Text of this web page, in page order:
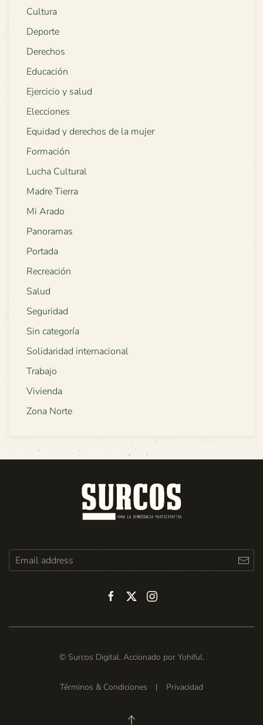
Cultura
Deporte
Derechos
Educación
Ejercicio y salud
Elecciones
Equidad y derechos de la mujer
Formación
Lucha Cultural
Madre Tierra
Mi Arado
Panoramas
Portada
Recreación
Salud
Seguridad
Sin categoría
Solidaridad internacional
Trabajo
Vivienda
Zona Norte
© Surcos Digital. Accionado por Yohiful.
Términos & Condiciones | Privacidad